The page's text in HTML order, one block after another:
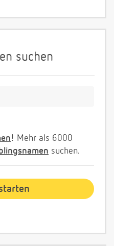
suchen
! Mehr als 6000
suchen.